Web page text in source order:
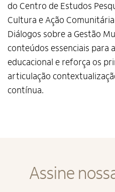
do Centro de Estudos
Cultura e Ação
Diálogos sobre a Gestão
conteúdos essenciais para
educacional e reforça os
articulação
contínua.
Assine